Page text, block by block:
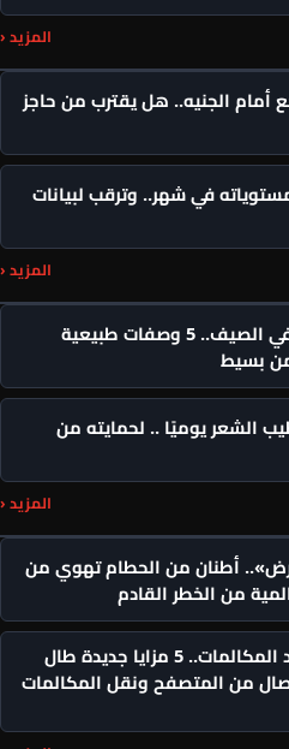
المزيد ‹
أمام الجنيه.. هل يقترب من حاجز
في شهر.. وترقب لبيانات
المزيد ‹
وداعًا لرائحة العرق في الصيف.. 5 وصفات طبيعية
بسيط
الشعر يوميًا .. لحمايته من
المزيد ‹
أطنان من الحطام تهوي من
من الخطر القادم
واتساب يقلب قواعد المكالمات.. 5 مزايا جديدة طال
من المتصفح ونقل المكالمات